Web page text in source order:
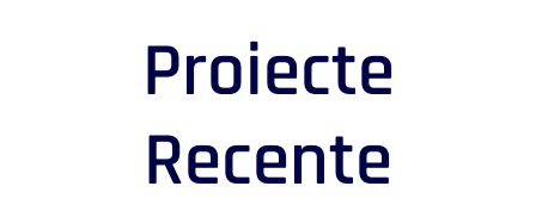
Proiecte
Recente